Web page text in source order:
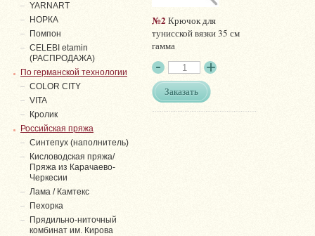
№2 Крючок для
тунисской вязки 35 см
гамма
Заказать
YARNART
НОРКА
Помпон
СELEBI etamin
(РАСПРОДАЖА)
По германской технологии
COLOR CITY
VITA
Кролик
Российская пряжа
Синтепух (наполнитель)
Кисловодская пряжа/
Пряжа из Карачаево-
Черкесии
Лама / Камтекс
Пехорка
Прядильно-ниточный
комбинат им. Кирова